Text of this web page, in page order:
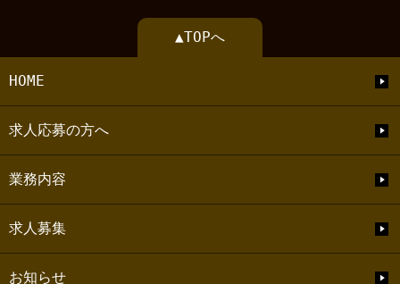
▲TOPへ
HOME
求人応募の方へ
業務内容
求人募集
お知らせ